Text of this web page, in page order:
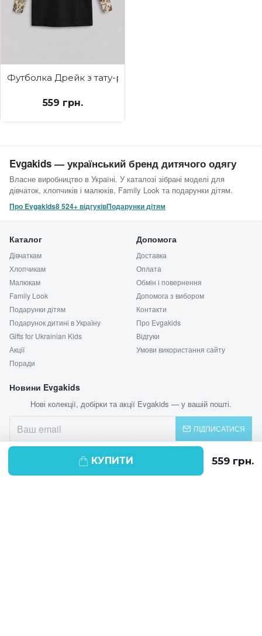
КУПИТИ
Футболка Дрейк з тату-рукавами Ukraine Весняна
559 грн.
Evgakids — український бренд дитячого одягу
Власне виробництво в Україні. У каталозі зібрані моделі для
дівчаток, хлопчиків і малюків, Family Look та подарунки дітям.
Про Evgakids8 524+ відгуківПодарунки дітям
Каталог
Дівчаткам
Хлопчикам
Малюкам
Family Look
Подарунки дітям
Подарунок дитині в Україну
Gifts for Ukrainian Kids
Акції
Поради
Допомога
Доставка
Оплата
Обмін і повернення
Допомога з вибором
Контакти
Про Evgakids
Відгуки
Умови використання сайту
Новини Evgakids
Нові колекції, добірки та акції Evgakids — у вашій пошті.
ПІДПИСАТИСЯ